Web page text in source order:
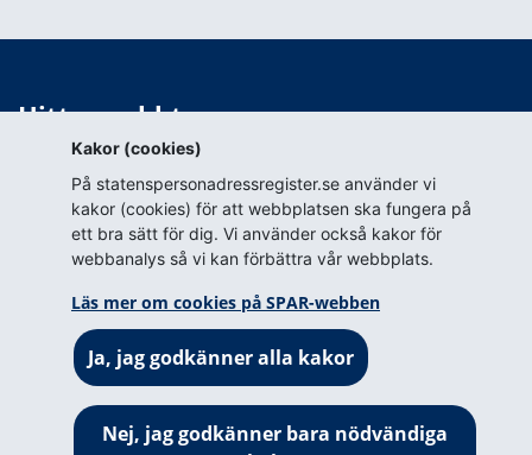
Kakor (cookies)
På statenspersonadressregister.se använder vi
kakor (cookies) för att webbplatsen ska fungera på
ett bra sätt för dig. Vi använder också kakor för
webbanalys så vi kan förbättra vår webbplats.
Läs mer om cookies på SPAR-webben
Ja, jag godkänner alla kakor
Nej, jag godkänner bara nödvändiga
Hitta snabbt
Webbkarta
Blanketter för tillstånd
Om webbplatsen
Om webbplatsen
Om cookies på SPAR-webben
Prenumerera (RSS)
Tillgänglighetsredogörelse